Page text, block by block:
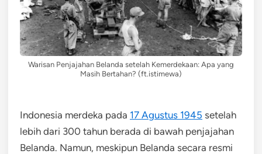
Warisan Penjajahan Belanda setelah Kemerdekaan: Apa yang
Masih Bertahan? (ft.istimewa)
Indonesia merdeka pada 17 Agustus 1945 setelah
lebih dari 300 tahun berada di bawah penjajahan
Belanda. Namun, meskipun Belanda secara resmi